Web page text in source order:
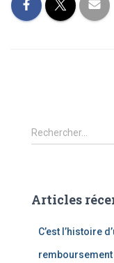
R
e
r
Rechercher…
Articles
C’est l’histoire
remboursement